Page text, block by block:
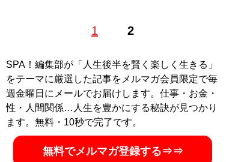
1 2
ライフ』にてガジェットや分解記事を執筆。買ったら使
記事一覧へ
SPA！編集部が「人生後半を賢く楽しく生きる」
をテーマに厳選した記事をメルマガ会員限定で毎
週金曜日にメールでお届けします。仕事・お金・
性・人間関係…人生を豊かにする秘訣が見つかり
ます。無料・10秒で完了です。
無料でメルマガ登録する⇒⇒